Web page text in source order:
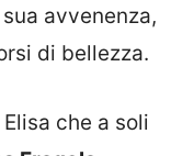
avvenenza,
di bellezza.
che a soli